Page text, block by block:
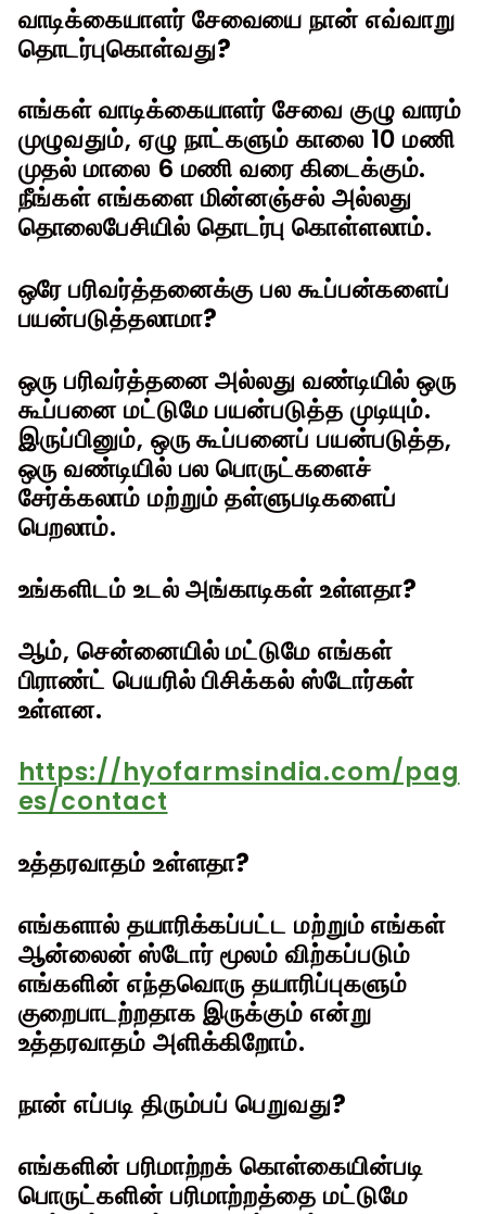
வாடிக்கையாளர் சேவையை நான் எவ்வாறு
தொடர்புகொள்வது?
எங்கள் வாடிக்கையாளர் சேவை குழு வாரம்
முழுவதும், ஏழு நாட்களும் காலை 10 மணி
முதல் மாலை 6 மணி வரை கிடைக்கும்.
நீங்கள் எங்களை மின்னஞ்சல் அல்லது
தொலைபேசியில் தொடர்பு கொள்ளலாம்.
ஒரே பரிவர்த்தனைக்கு பல கூப்பன்களைப்
பயன்படுத்தலாமா?
ஒரு பரிவர்த்தனை அல்லது வண்டியில் ஒரு
கூப்பனை மட்டுமே பயன்படுத்த முடியும்.
இருப்பினும், ஒரு கூப்பனைப் பயன்படுத்த,
ஒரு வண்டியில் பல பொருட்களைச்
சேர்க்கலாம் மற்றும் தள்ளுபடிகளைப்
பெறலாம்.
உங்களிடம் உடல் அங்காடிகள் உள்ளதா?
ஆம், சென்னையில் மட்டுமே எங்கள்
பிராண்ட் பெயரில் பிசிக்கல் ஸ்டோர்கள்
உள்ளன.
https://hyofarmsindia.com/pag
es/contact
உத்தரவாதம் உள்ளதா?
எங்களால் தயாரிக்கப்பட்ட மற்றும் எங்கள்
ஆன்லைன் ஸ்டோர் மூலம் விற்கப்படும்
எங்களின் எந்தவொரு தயாரிப்புகளும்
குறைபாடற்றதாக இருக்கும் என்று
உத்தரவாதம் அளிக்கிறோம்.
நான் எப்படி திரும்பப் பெறுவது?
எங்களின் பரிமாற்றக் கொள்கையின்படி
பொருட்களின் பரிமாற்றத்தை மட்டுமே